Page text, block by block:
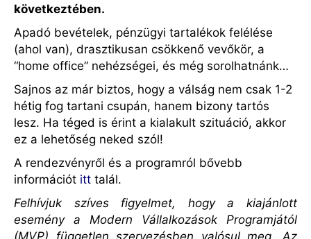
következtében.
Apadó bevételek, pénzügyi tartalékok felélése
(ahol van), drasztikusan csökkenő vevőkör, a
“home office” nehézségei, és még sorolhatnánk…
Sajnos az már biztos, hogy a válság nem csak 1-2
hétig fog tartani csupán, hanem bizony tartós
lesz. Ha téged is érint a kialakult szituáció, akkor
ez a lehetőség neked szól!
A rendezvényről és a programról bővebb
információt itt talál.
Felhívjuk szíves figyelmet, hogy a kiajánlott
esemény a Modern Vállalkozások Programjától
(MVP) független szervezésben valósul meg. Az